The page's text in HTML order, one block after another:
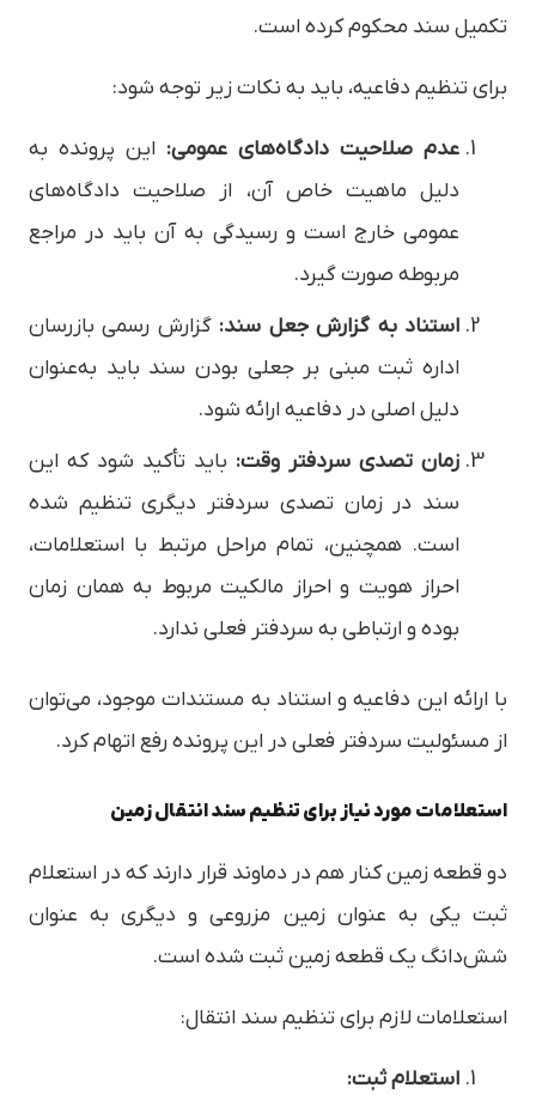
تکمیل سند محکوم کرده است.
برای تنظیم دفاعیه، باید به نکات زیر توجه شود:
عدم صلاحیت دادگاه‌های عمومی: این پرونده به
دلیل ماهیت خاص آن، از صلاحیت دادگاه‌های
عمومی خارج است و رسیدگی به آن باید در مراجع
مربوطه صورت گیرد.
استناد به گزارش جعل سند: گزارش رسمی بازرسان
اداره ثبت مبنی بر جعلی بودن سند باید به‌عنوان
دلیل اصلی در دفاعیه ارائه شود.
زمان تصدی سردفتر وقت: باید تأکید شود که این
سند در زمان تصدی سردفتر دیگری تنظیم شده
است. همچنین، تمام مراحل مرتبط با استعلامات،
احراز هویت و احراز مالکیت مربوط به همان زمان
بوده و ارتباطی به سردفتر فعلی ندارد.
با ارائه این دفاعیه و استناد به مستندات موجود، می‌توان
از مسئولیت سردفتر فعلی در این پرونده رفع اتهام کرد.
استعلامات مورد نیاز برای تنظیم سند انتقال زمین
دو قطعه زمین کنار هم در دماوند قرار دارند که در استعلام
ثبت یکی به عنوان زمین مزروعی و دیگری به عنوان
شش‌دانگ یک قطعه زمین ثبت شده است.
استعلامات لازم برای تنظیم سند انتقال:
استعلام ثبت: